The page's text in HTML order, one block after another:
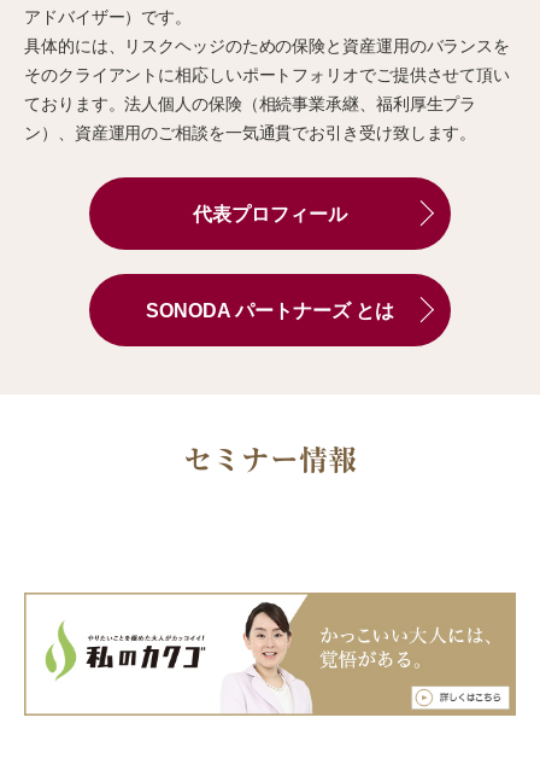
アドバイザー）です。
具体的には、リスクヘッジのための保険と資産運用のバランスを
そのクライアントに相応しいポートフォリオでご提供させて頂い
ております。法人個人の保険（相続事業承継、福利厚生プラ
ン）、資産運用のご相談を一気通貫でお引き受け致します。
代表プロフィール
SONODA パートナーズ とは
セミナー情報